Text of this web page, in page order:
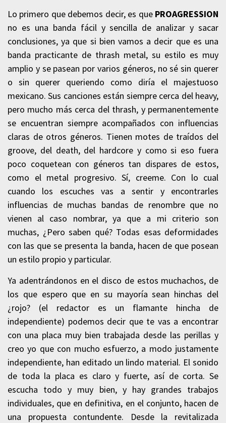
Lo primero que debemos decir, es que PROAGRESSION
no es una banda fácil y sencilla de analizar y sacar
conclusiones, ya que si bien vamos a decir que es una
banda practicante de thrash metal, su estilo es muy
amplio y se pasean por varios géneros, no sé sin querer
o sin querer queriendo como diría el majestuoso
mexicano. Sus canciones están siempre cerca del heavy,
pero mucho más cerca del thrash, y permanentemente
se encuentran siempre acompañados con influencias
claras de otros géneros. Tienen motes de traídos del
groove, del death, del hardcore y como si eso fuera
poco coquetean con géneros tan dispares de estos,
como el metal progresivo. Sí, creeme. Con lo cual
cuando los escuches vas a sentir y encontrarles
influencias de muchas bandas de renombre que no
vienen al caso nombrar, ya que a mi criterio son
muchas, ¿Pero saben qué? Todas esas deformidades
con las que se presenta la banda, hacen de que posean
un estilo propio y particular.
Ya adentrándonos en el disco de estos muchachos, de
los que espero que en su mayoría sean hinchas del
¿rojo? (el redactor es un flamante hincha de
independiente) podemos decir que te vas a encontrar
con una placa muy bien trabajada desde las perillas y
creo yo que con mucho esfuerzo, a modo justamente
independiente, han editado un lindo material. El sonido
de toda la placa es claro y fuerte, así de corta. Se
escucha todo y muy bien, y hay grandes trabajos
individuales, que en definitiva, en el conjunto, hacen de
una propuesta contundente. Desde la revitalizada